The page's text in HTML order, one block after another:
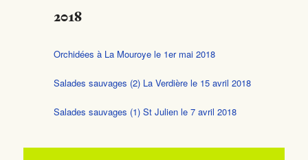
2018
Orchidées à La Mouroye le 1er mai 2018
Salades sauvages (2) La Verdière le 15 avril 2018
Salades sauvages (1) St Julien le 7 avril 2018